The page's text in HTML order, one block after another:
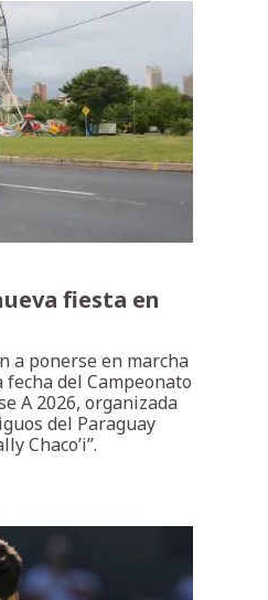
fiesta en
a ponerse en marcha
del Campeonato
A 2026, organizada
del Paraguay
Chaco’i”.